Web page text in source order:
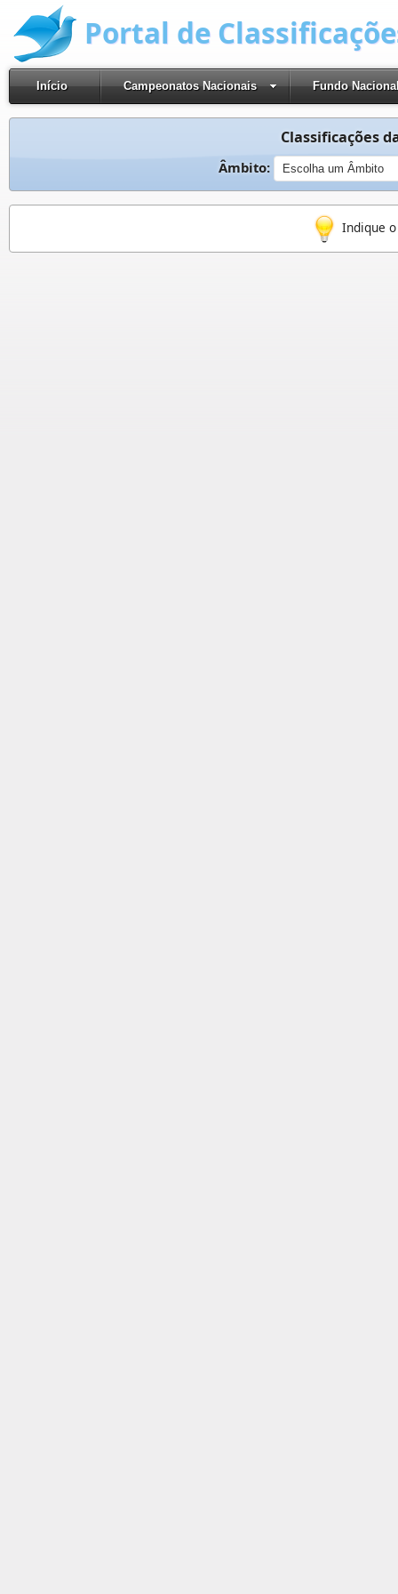
Portal de
Início Campeonatos Nacionais Fundo
Classificações
Âmbito:
Indique